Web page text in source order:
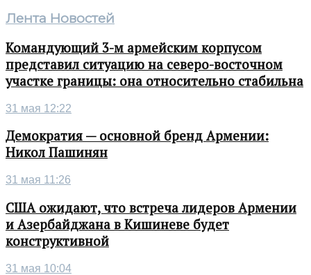
Лента Новостей
Командующий 3-м армейским корпусом
представил ситуацию на северо-восточном
участке границы: она относительно стабильна
31 мая 12:22
Демократия — основной бренд Армении:
Никол Пашинян
31 мая 11:26
США ожидают, что встреча лидеров Армении
и Азербайджана в Кишиневе будет
конструктивной
31 мая 10:04